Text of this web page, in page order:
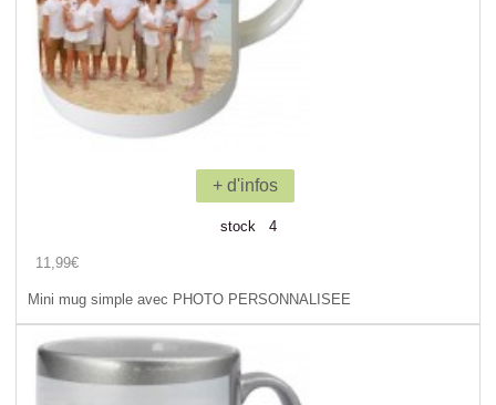
+ d'infos
stock 4
11,99€
Mini mug simple avec PHOTO PERSONNALISEE